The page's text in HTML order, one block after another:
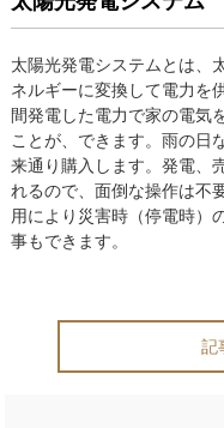
太陽光発電システムとは、
ネルギーに変換して電力を
間発電した電力で家の電気
ことが、できます。雨の日
来通り購入します。発電、
れるので、面倒な操作は不
用により災害時（停電時）
事もできます。
記